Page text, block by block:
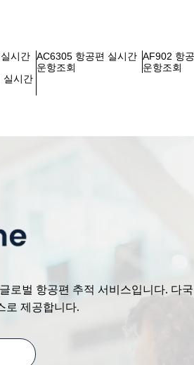
시간 AC6305 항공편 실시간
운항조회
AF902 항
운항조회
실시간
벌 항공편 추적 서비스입니다. 다
로 제공합니다.